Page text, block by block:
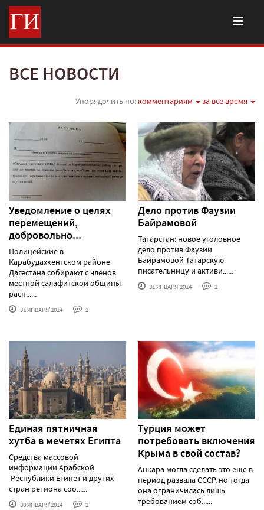
ВСЕ НОВОСТИ
Упорядочить по: комментариям за все время
Уведомление о целях
перемещений,
добровольно...
Полицейские в
Карабудахкентском районе
Дагестана собирают с членов
местной салафитской общины
расп......
31 ЯНВАРЯ'2014 2
Дело против Фаузии
Байрамовой
Татарстан: новое уголовное
дело против Фаузии
Байрамовой Татарскую
писательницу и активи......
31 ЯНВАРЯ'2014 2
Единая пятничная
хутба в мечетях Египта
Средства массовой
информации Арабской
Республики Египет и других
стран региона соо......
30 ЯНВАРЯ'2014 2
Турция может
потребовать включения
Крыма в свой состав?
Анкара могла сделать это еще в
период развала СССР, но тогда
она ограничилась лишь
требованием соб......